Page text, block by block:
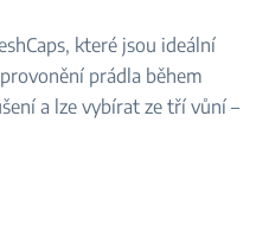
které jsou ideální
prádla během
a lze vybírat ze tří vůní –